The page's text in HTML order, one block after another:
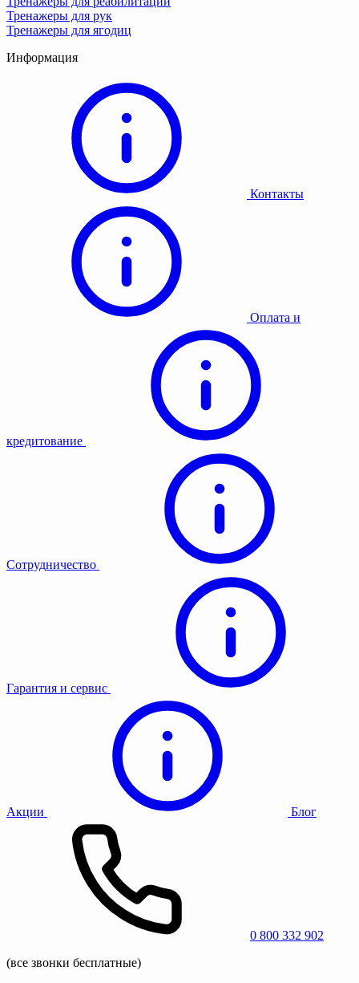
Тренажеры для рук
Тренажеры для ягодиц
Информация
Контакты
Оплата и
кредитование
Сотрудничество
Гарантия и сервис
Акции Блог
0 800 332 902
(все звонки бесплатные)